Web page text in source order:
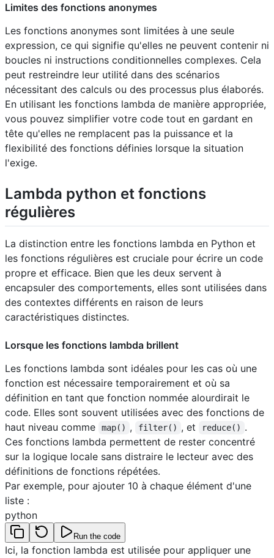
Limites des fonctions anonymes
Les fonctions anonymes sont limitées à une seule
expression, ce qui signifie qu'elles ne peuvent contenir ni
boucles ni instructions conditionnelles complexes. Cela
peut restreindre leur utilité dans des scénarios
nécessitant des calculs ou des processus plus élaborés.
En utilisant les fonctions lambda de manière appropriée,
vous pouvez simplifier votre code tout en gardant en
tête qu'elles ne remplacent pas la puissance et la
flexibilité des fonctions définies lorsque la situation
l'exige.
Lambda python et fonctions
régulières
La distinction entre les fonctions lambda en Python et
les fonctions régulières est cruciale pour écrire un code
propre et efficace. Bien que les deux servent à
encapsuler des comportements, elles sont utilisées dans
des contextes différents en raison de leurs
caractéristiques distinctes.
Lorsque les fonctions lambda brillent
Les fonctions lambda sont idéales pour les cas où une
fonction est nécessaire temporairement et où sa
définition en tant que fonction nommée alourdirait le
code. Elles sont souvent utilisées avec des fonctions de
haut niveau comme
map() , filter() , et reduce() .
Ces fonctions lambda permettent de rester concentré
sur la logique locale sans distraire le lecteur avec des
définitions de fonctions répétées.
Par exemple, pour ajouter 10 à chaque élément d'une
liste :
python
Run the code
Ici, la fonction lambda est utilisée pour appliquer une